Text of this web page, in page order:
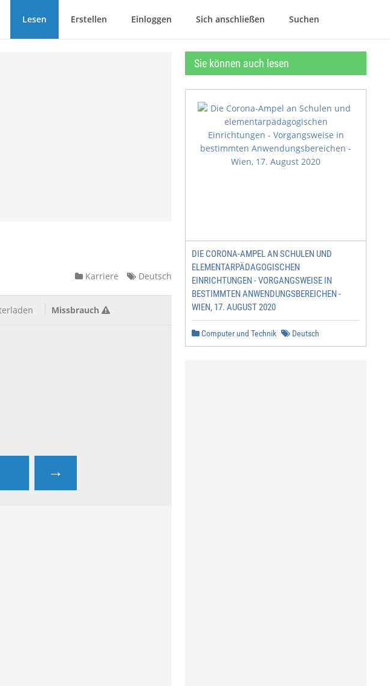
Lesen Erstellen Einloggen Sich anschließen Suchen
Karriere Deutsch
Missbrauch
→
Sie können auch lesen
DIE CORONA-AMPEL AN SCHULEN UND
ELEMENTARPÄDAGOGISCHEN
EINRICHTUNGEN - VORGANGSWEISE IN
BESTIMMTEN ANWENDUNGSBEREICHEN -
WIEN, 17. AUGUST 2020
Computer und Technik Deutsch